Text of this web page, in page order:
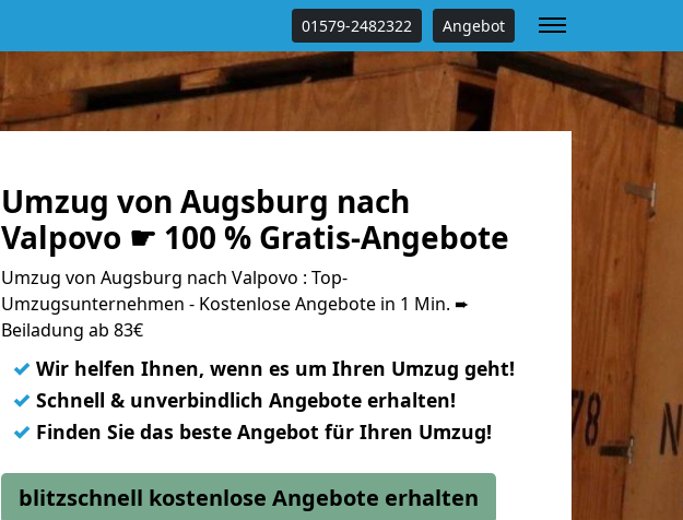
01579-2482322 Angebot
Umzug von Augsburg nach
Valpovo ☛ 100 % Gratis-Angebote
Umzug von Augsburg nach Valpovo : Top-
Umzugsunternehmen - Kostenlose Angebote in 1 Min. ➨
Beiladung ab 83€
✓ Wir helfen Ihnen, wenn es um Ihren Umzug geht!
✓ Schnell & unverbindlich Angebote erhalten!
✓ Finden Sie das beste Angebot für Ihren Umzug!
blitzschnell kostenlose Angebote erhalten